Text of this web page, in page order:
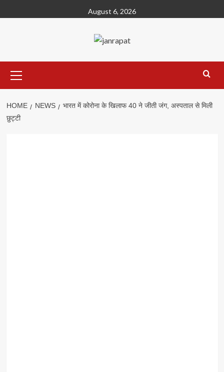
to
August 6, 2026
Menu
HOME NEWS
भारत में कोरोना के खिलाफ 40 ने जीती जंग, अस्पताल से मिली
छुट्टी